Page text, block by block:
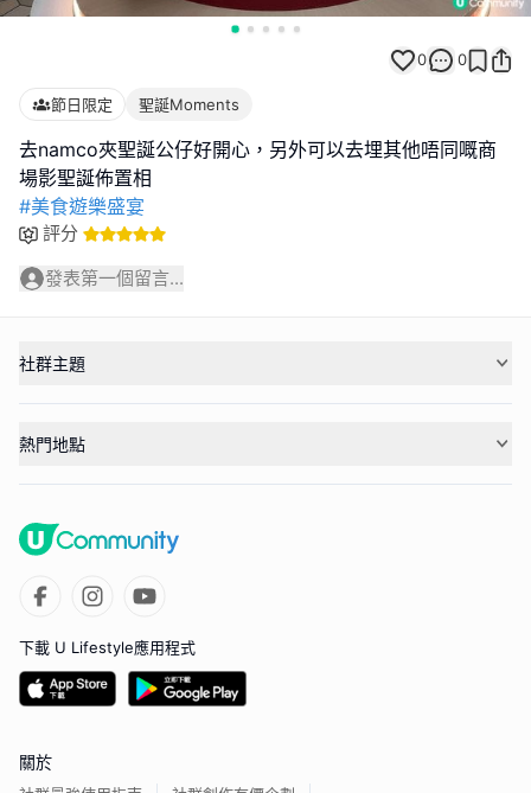
0 0
節日限定 聖誕Moments
去namco夾聖誕公仔好開心，另外可以去埋其他唔同嘅商
#美食遊樂盛宴
評分
發表第一個留言...
社群主題
熱門地點
下載 U Lifestyle應用程式
關於